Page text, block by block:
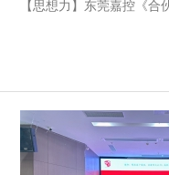
【思想力】东莞嘉控《合